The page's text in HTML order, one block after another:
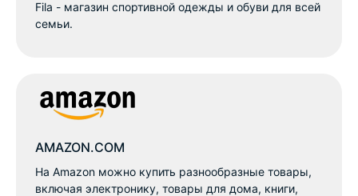
Fila - магазин спортивной одежды и обуви для всей
семьи.
AMAZON.COM
На Amazon можно купить разнообразные товары,
включая электронику, товары для дома, книги,